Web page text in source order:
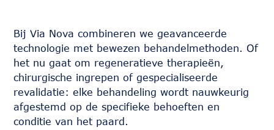
Bij Via Nova combineren we geavanceerde
technologie met bewezen behandelmethoden. Of
het nu gaat om regeneratieve therapieën,
chirurgische ingrepen of gespecialiseerde
revalidatie: elke behandeling wordt nauwkeurig
afgestemd op de specifieke behoeften en
conditie van het paard.